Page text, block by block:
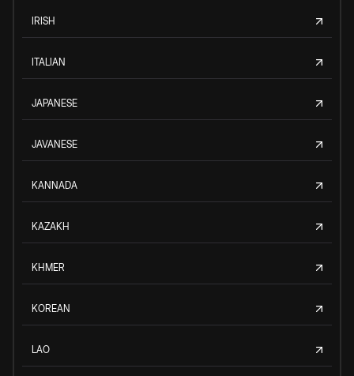
IRISH
ITALIAN
JAPANESE
JAVANESE
KANNADA
KAZAKH
KHMER
KOREAN
LAO